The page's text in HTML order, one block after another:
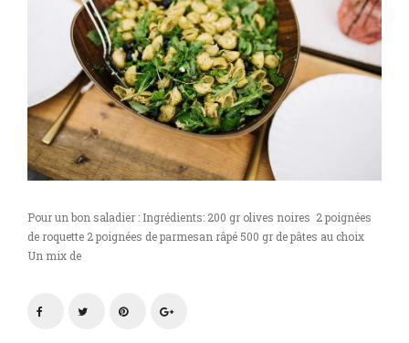
Pour un bon saladier : Ingrédients: 200 gr olives noires 2 poignées
de roquette 2 poignées de parmesan râpé 500 gr de pâtes au choix
Un mix de